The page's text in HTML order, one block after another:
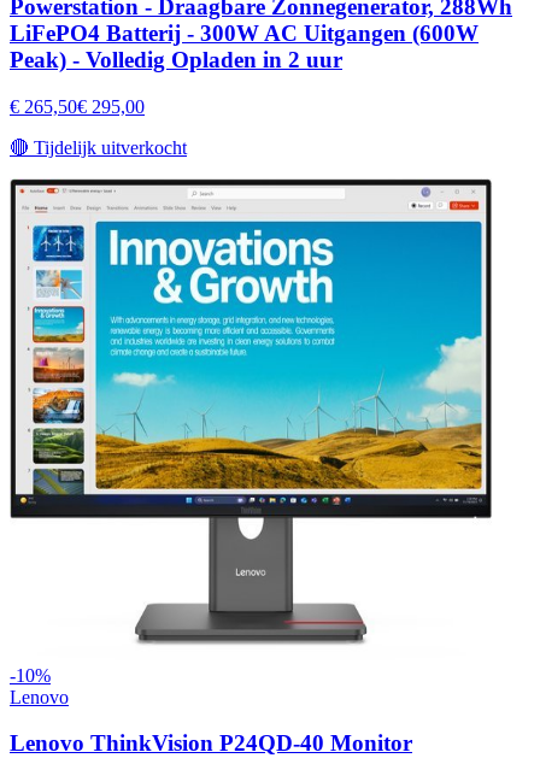
Powerstation - Draagbare Zonnegenerator, 288Wh
LiFePO4 Batterij - 300W AC Uitgangen (600W
Peak) - Volledig Opladen in 2 uur
€ 265,50€ 295,00
🔴 Tijdelijk uitverkocht
-10%
Lenovo
Lenovo ThinkVision P24QD-40 Monitor